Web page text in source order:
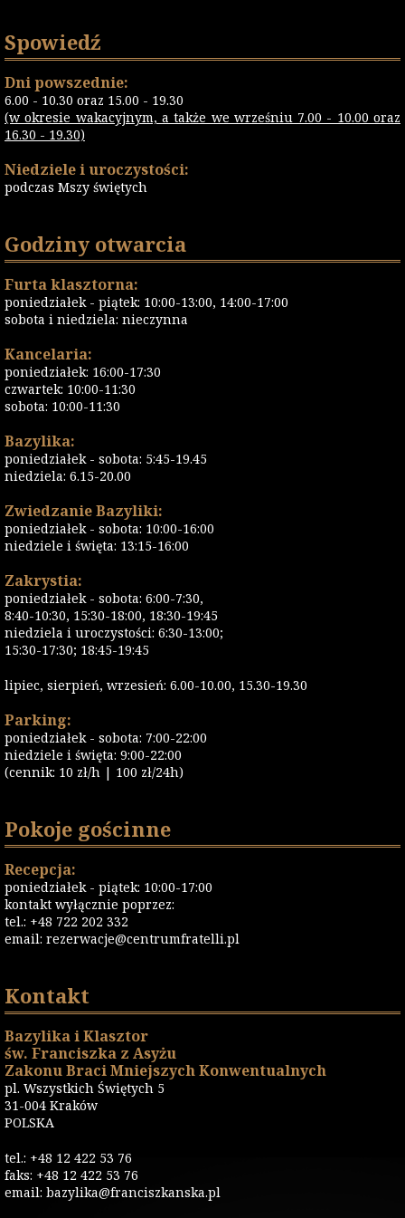
Spowiedź
Dni powszednie:
6.00 - 10.30 oraz 15.00 - 19.30
(w okresie wakacyjnym, a także we wrześniu 7.00 - 10.00 oraz
16.30 - 19.30)
Niedziele i uroczystości:
podczas Mszy świętych
Godziny otwarcia
Furta klasztorna:
poniedziałek - piątek: 10:00-13:00, 14:00-17:00
sobota i niedziela: nieczynna
Kancelaria:
poniedziałek: 16:00-17:30
czwartek: 10:00-11:30
sobota: 10:00-11:30
Bazylika:
poniedziałek - sobota: 5:45-19.45
niedziela: 6.15-20.00
Zwiedzanie Bazyliki:
poniedziałek - sobota: 10:00-16:00
niedziele i święta: 13:15-16:00
Zakrystia:
poniedziałek - sobota: 6:00-7:30,
8:40-10:30, 15:30-18:00, 18:30-19:45
niedziela i uroczystości: 6:30-13:00;
15:30-17:30; 18:45-19:45
lipiec, sierpień, wrzesień: 6.00-10.00, 15.30-19.30
Parking:
poniedziałek - sobota: 7:00-22:00
niedziele i święta: 9:00-22:00
(cennik: 10 zł/h | 100 zł/24h)
Pokoje gościnne
Recepcja:
poniedziałek - piątek: 10:00-17:00
kontakt wyłącznie poprzez:
tel.: +48 722 202 332
email: rezerwacje@centrumfratelli.pl
Kontakt
Bazylika i Klasztor
św. Franciszka z Asyżu
Zakonu Braci Mniejszych Konwentualnych
pl. Wszystkich Świętych 5
31-004 Kraków
POLSKA
tel.: +48 12 422 53 76
faks: +48 12 422 53 76
email: bazylika@franciszkanska.pl